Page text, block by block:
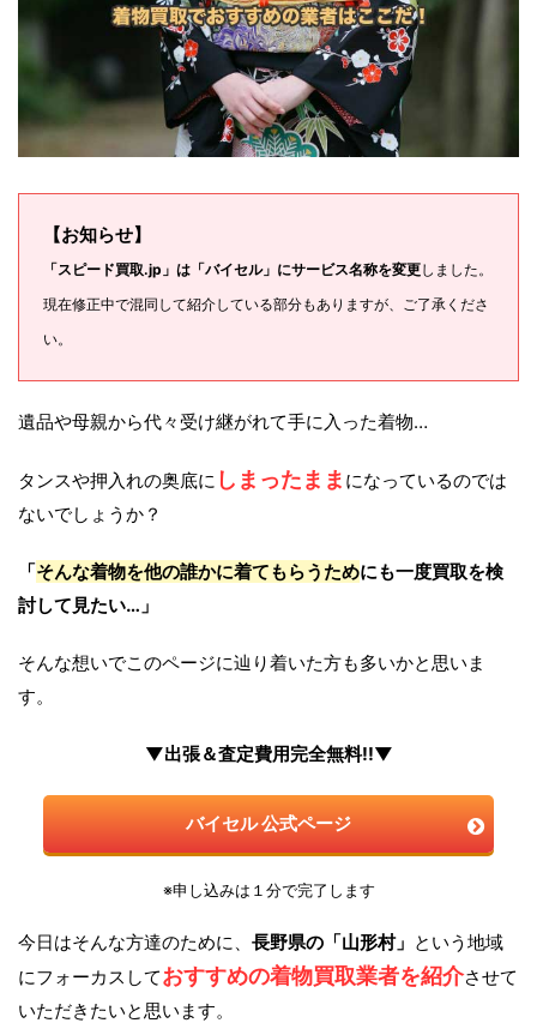
【お知らせ】
「スピード買取.jp」は「バイセル」にサービス名称を変更しました。
現在修正中で混同して紹介している部分もありますが、ご了承くださ
い。
遺品や母親から代々受け継がれて手に入った着物…
タンスや押入れの奥底に しまったまま になっているのでは
ないでしょうか？
「そんな着物を他の誰かに着てもらうためにも一度買取を検
討して見たい…」
そんな想いでこのページに辿り着いた方も多いかと思いま
す。
▼出張＆査定費用完全無料!!▼
バイセル 公式ページ
※申し込みは１分で完了します
今日はそんな方達のために、 長野県の「山形村」 という地域
にフォーカスしておすすめの着物買取業者を紹介させて
いただきたいと思います。